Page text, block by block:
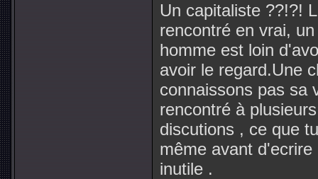
Un capitaliste ??!?!
rencontré en vrai,
homme est loin
avoir le regard.Une
connaissons pas sa
rencontré à
discutions , ce que
même avant
inutile .